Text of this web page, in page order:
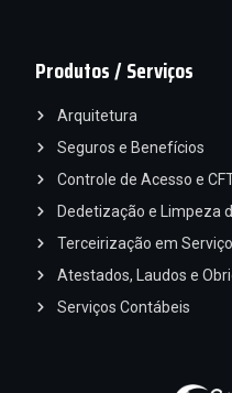
Produtos / Serviços
Arquitetura
Seguros e Benefícios
Controle de Acesso e
Dedetização e Limpeza
Terceirização em
Atestados, Laudos e
Serviços Contábeis